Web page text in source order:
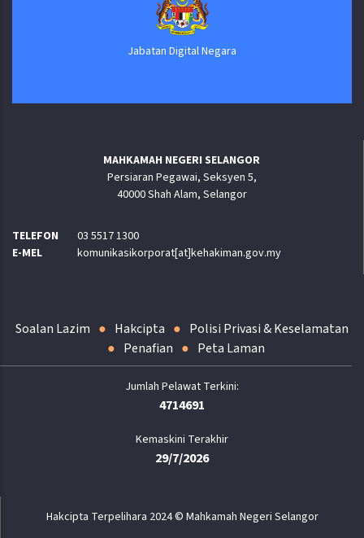
Jabatan Digital Negara
MAHKAMAH NEGERI SELANGOR
Persiaran Pegawai, Seksyen 5,
40000 Shah Alam, Selangor
TELEFON
03 5517 1300
E-MEL
komunikasikorporat[at]kehakiman.gov.my
Soalan Lazim Hakcipta
Polisi Privasi & Keselamatan
Penafian
Peta Laman
4714691
Kemaskini Terakhir
29/7/2026
Hakcipta Terpelihara 2024 © Mahkamah Negeri Selangor